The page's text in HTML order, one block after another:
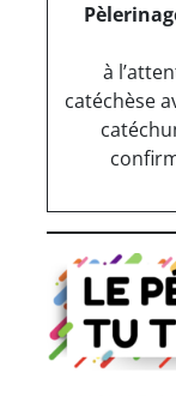
à
catéchèse